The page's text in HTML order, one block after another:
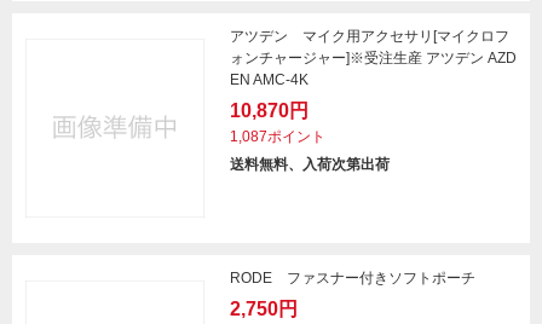
アツデン マイク用アクセサリ[マイクロフ
ォンチャージャー]※受注生産 アツデン AZD
EN AMC-4K
10,870円
1,087ポイント
送料無料、入荷次第出荷
RODE ファスナー付きソフトポーチ
2,750円